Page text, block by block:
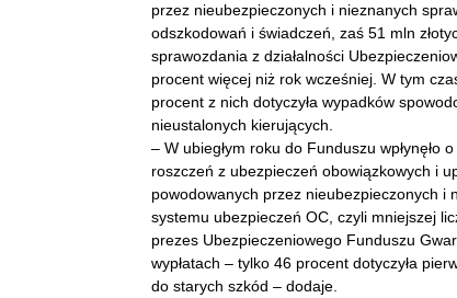
przez nieubezpieczonych i nieznanych
odszkodowań i świadczeń, zaś 51 mln
sprawozdania z działalności
procent więcej niż rok wcześniej. W tym
procent z nich dotyczyła wypadków
nieustalonych kierujących.
– W ubiegłym roku do Funduszu
roszczeń z ubezpieczeń obowiązkowych i
powodowanych przez nieubezpieczonych i
systemu ubezpieczeń OC, czyli mniejszej
prezes Ubezpieczeniowego Funduszu
wypłatach – tylko 46 procent dotyczyła
do starych szkód – dodaje.